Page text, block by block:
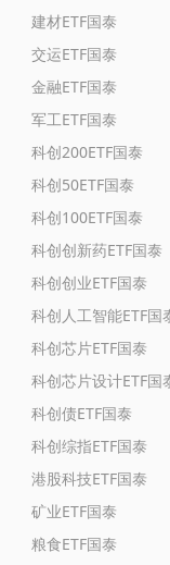
建材ETF国泰
交运ETF国泰
金融ETF国泰
军工ETF国泰
科创200ETF国泰
科创50ETF国泰
科创100ETF国泰
科创创新药ETF国泰
科创创业ETF国泰
科创人工智能ETF国
科创芯片ETF国泰
科创芯片设计ETF国
科创债ETF国泰
科创综指ETF国泰
港股科技ETF国泰
矿业ETF国泰
粮食ETF国泰